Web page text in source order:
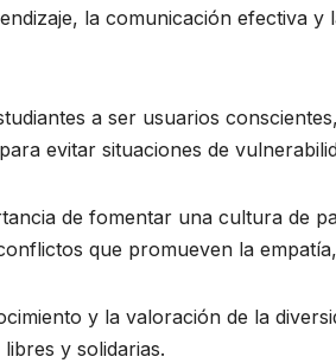
la comunicación efectiva y
a ser usuarios
evitar situaciones de
de fomentar una cultura de
que promueven la
y la valoración de la
y solidarias.